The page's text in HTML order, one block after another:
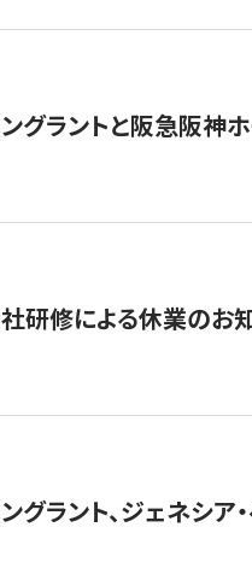
グラントと阪急阪神
研修による休業のお
グラント、ジェネシ